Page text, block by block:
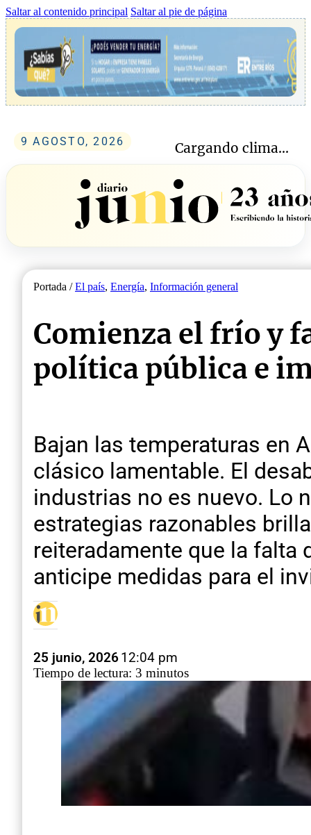
Saltar al contenido principal Saltar al pie de página
9 AGOSTO, 2026 Cargando clima...
Portada /El país, Energía, Información general
Comienza el frío y
política pública e
Bajan las temperaturas en
clásico lamentable. El
industrias no es nuevo. Lo
estrategias razonables
reiteradamente que la falta
anticipe medidas para el
25 junio, 202612:04 pm
Tiempo de lectura: 3 minutos